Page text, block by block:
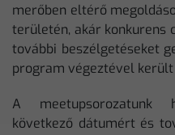
merőben eltérő
területén, akár konkurens
további beszélgetéseket
program végeztével került
A meetupsorozatunk
következő dátumért és